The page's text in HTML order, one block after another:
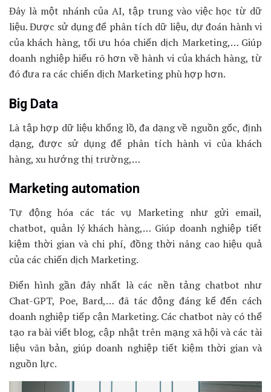
Đây là một nhánh của AI, tập trung vào việc học từ dữ
liệu. Được sử dụng để phân tích dữ liệu, dự đoán hành vi
của khách hàng, tối ưu hóa chiến dịch Marketing,… Giúp
doanh nghiệp hiểu rõ hơn về hành vi của khách hàng, từ
đó đưa ra các chiến dịch Marketing phù hợp hơn.
Big Data
Là tập hợp dữ liệu khổng lồ, đa dạng về nguồn gốc, định
dạng, được sử dụng để phân tích hành vi của khách
hàng, xu hướng thị trường,…
Marketing automation
Tự động hóa các tác vụ Marketing như gửi email,
chatbot, quản lý khách hàng,… Giúp doanh nghiệp tiết
kiệm thời gian và chi phí, đồng thời nâng cao hiệu quả
của các chiến dịch Marketing.
Điển hình gần đây nhất là các nền tảng chatbot như
Chat-GPT, Poe, Bard,… đã tác động đáng kể đến cách
doanh nghiệp tiếp cận Marketing. Các chatbot này có thể
tạo ra bài viết blog, cập nhật trên mạng xã hội và các tài
liệu văn bản, giúp doanh nghiệp tiết kiệm thời gian và
nguồn lực.